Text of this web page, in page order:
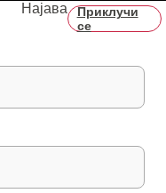
Најава
Приклучи
се